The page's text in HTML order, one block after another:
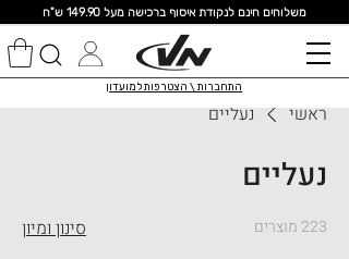
משלוחים חינם לנקודת איסוף ברכישה מעל 149.90 ש"ח
התחברות \ הצטרפות למועדון
ראשי נעליים
נעליים
223 מוצרים סינון ומיון